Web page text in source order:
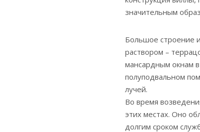
значительным
Большое строение
раствором –
мансардным окнам
полуподвальном
лучей.
Во время
этих местах. Оно
долгим сроком